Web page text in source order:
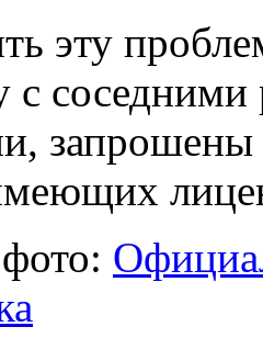
эту
с